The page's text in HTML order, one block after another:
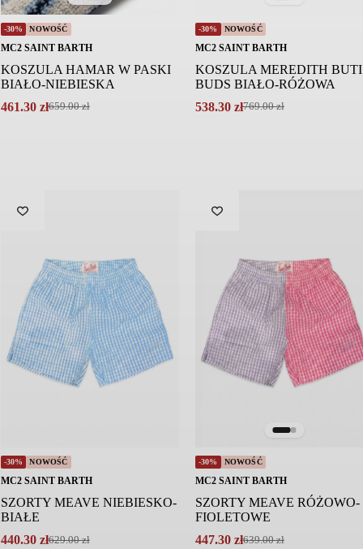
-30% NOWOŚĆ
MC2 SAINT BARTH
KOSZULA HAMAR W PASKI
BIAŁO-NIEBIESKA
659.00zł
Pierwotna
461.30 zł
Aktualna
-30% NOWOŚĆ
MC2 SAINT BARTH
KOSZULA MEREDITH BUTI
BUDS BIAŁO-RÓŻOWA
769.00zł
Pierwotna
538.30 zł
Aktualna
-30% NOWOŚĆ
MC2 SAINT BARTH
SZORTY MEAVE NIEBIESKO-
BIAŁE
629.00zł
Pierwotna
440.30 zł
Aktualna
-30% NOWOŚĆ
MC2 SAINT BARTH
SZORTY MEAVE RÓŻOWO-
FIOLETOWE
639.00zł
Pierwotna
447.30 zł
Aktualna